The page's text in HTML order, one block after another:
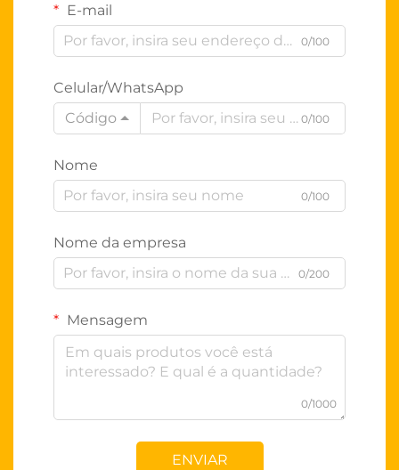
E-mail
0/100
Celular/WhatsApp
Código
0/100
Nome
0/100
Nome da empresa
0/200
Mensagem
0/1000
ENVIAR